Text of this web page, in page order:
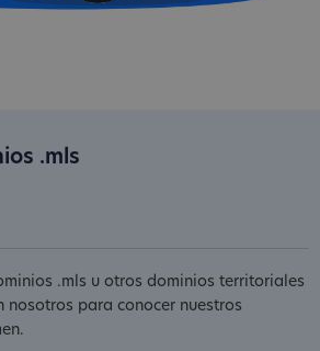
.mls
.mls u otros dominios territoriales
nosotros para conocer nuestros